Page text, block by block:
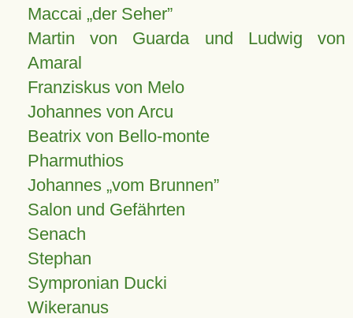
Maccai „der Seher”
Martin von Guarda und Ludwig von
Amaral
Franziskus von Melo
Johannes von Arcu
Beatrix von Bello-monte
Pharmuthios
Johannes vom Brunnen
Salon und Gefährten
Senach
Stephan
Sympronian Ducki
Wikeranus